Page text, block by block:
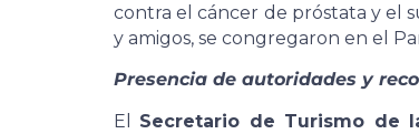
contra el cáncer de próstata y el
y amigos, se congregaron en el
Presencia de autoridades y
El Secretario de Turismo de